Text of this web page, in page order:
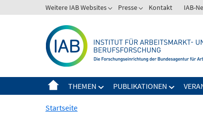
zum
Weitere IAB Websites Presse Kontakt IAB-
THEMEN PUBLIKATIONEN
Startseite